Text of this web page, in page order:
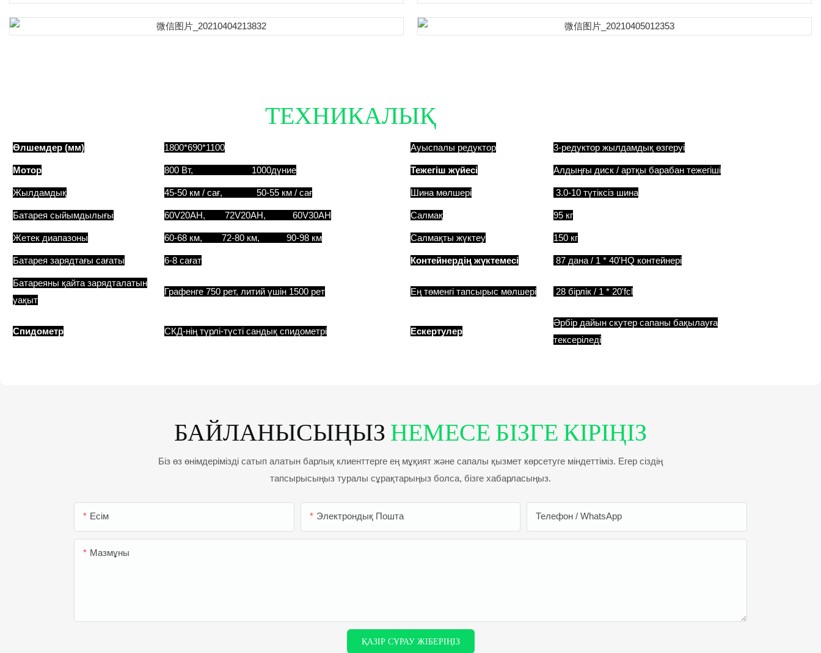
ТЕХНИКАЛЫҚ
Өлшемдер (мм) 1800*690*1100 Ауыспалы редуктор 3-редуктор жылдамдық өзгеруі
Мотор 800 Вт, 1000дүние Тежегіш жүйесі Алдыңғы диск / артқы барабан тежегіші
Жылдамдық 45-50 км / сағ, 50-55 км / сағ Шина мөлшері 3.0-10 түтіксіз шина
Батарея сыйымдылығы 60V20AH, 72V20AH, 60V30AH Салмақ 95 кг
Жетек диапазоны 60-68 км, 72-80 км, 90-98 км Салмақты жүктеу 150 кг
Батарея зарядтағы сағаты 6-8 сағат Контейнердің жүктемесі 87 дана / 1 * 40'HQ контейнері
Батареяны қайта зарядталатын
уақыт
Графенге 750 рет, литий үшін 1500 рет Ең төменгі тапсырыс мөлшері 28 бірлік / 1 * 20'fcl
Спидометр СКД-нің түрлі-түсті сандық спидометрі Ескертулер
Әрбір дайын скутер сапаны бақылауға
тексеріледі
БАЙЛАНЫСЫҢЫЗ НЕМЕСЕ БІЗГЕ КІРІҢІЗ
Біз өз өнімдерімізді сатып алатын барлық клиенттерге ең мұқият және сапалы қызмет көрсетуге міндеттіміз. Егер сіздің
тапсырысыңыз туралы сұрақтарыңыз болса, бізге хабарласыңыз.
Есім Электрондық Пошта Телефон / WhatsApp
Мазмұны
ҚАЗІР СҰРАУ ЖІБЕРІҢІЗ